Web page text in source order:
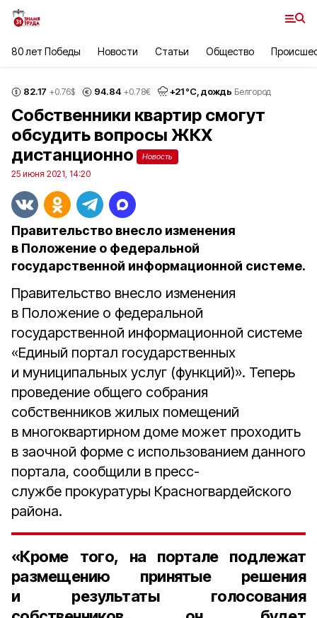
80 лет Победы Новости Статьи Общество
82.17 +0.76$ 94.84 +0.78€ +21°С, дождь Белгород
Собственники квартир смогут
обсудить вопросы ЖКХ
дистанционно
Новость
25 июня 2021, 14:20
Правительство внесло изменения
в Положение о федеральной
государственной информационной системе.
Правительство внесло изменения
в Положение о федеральной
государственной информационной системе
«Единый портал государственных
и муниципальных услуг (функций)». Теперь
проведение общего собрания
собственников жилых помещений
в многоквартирном доме может проходить
в заочной форме с использованием данного
портала, сообщили в пресс-
службе прокуратуры Красногвардейского
района.
«Кроме того, на портале подлежат
размещению принятые решения
и результаты голосования